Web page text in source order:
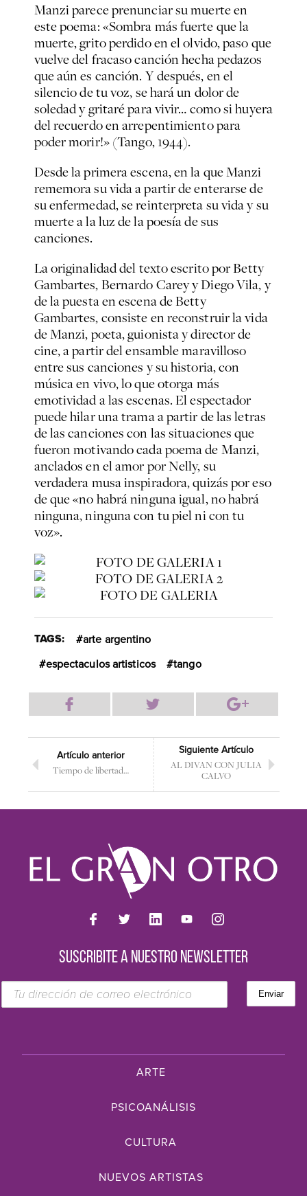
Manzi parece prenunciar su muerte en
este poema: «Sombra más fuerte que la
muerte, grito perdido en el olvido, paso que
vuelve del fracaso canción hecha pedazos
que aún es canción. Y después, en el
silencio de tu voz, se hará un dolor de
soledad y gritaré para vivir… como si huyera
del recuerdo en arrepentimiento para
poder morir!»(Tango, 1944).
Desde la primera escena, en la que Manzi
rememora su vida a partir de enterarse de
su enfermedad, se reinterpreta su vida y su
muerte a la luz de la poesía de sus
canciones.
La originalidad del texto escrito por Betty
Gambartes, Bernardo Carey y Diego Vila, y
de la puesta en escena de Betty
Gambartes, consiste en reconstruir la vida
de Manzi, poeta, guionista y director de
cine, a partir del ensamble maravilloso
entre sus canciones y su historia, con
música en vivo, lo que otorga más
emotividad a las escenas. El espectador
puede hilar una trama a partir de las letras
de las canciones con las situaciones que
fueron motivando cada poema de Manzi,
anclados en el amor por Nelly, su
verdadera musa inspiradora, quizás por eso
de que «no habrá ninguna igual, no habrá
ninguna, ninguna con tu piel ni con tu
voz».
TAGS:
arte argentino
espectaculos artisticos
tango
Artículo anterior
Tiempo de libertad…
Siguiente Artículo
AL DIVAN CON JULIA
CALVO
SUSCRIBITE A NUESTRO NEWSLETTER
ARTE
PSICOANÁLISIS
CULTURA
NUEVOS ARTISTAS